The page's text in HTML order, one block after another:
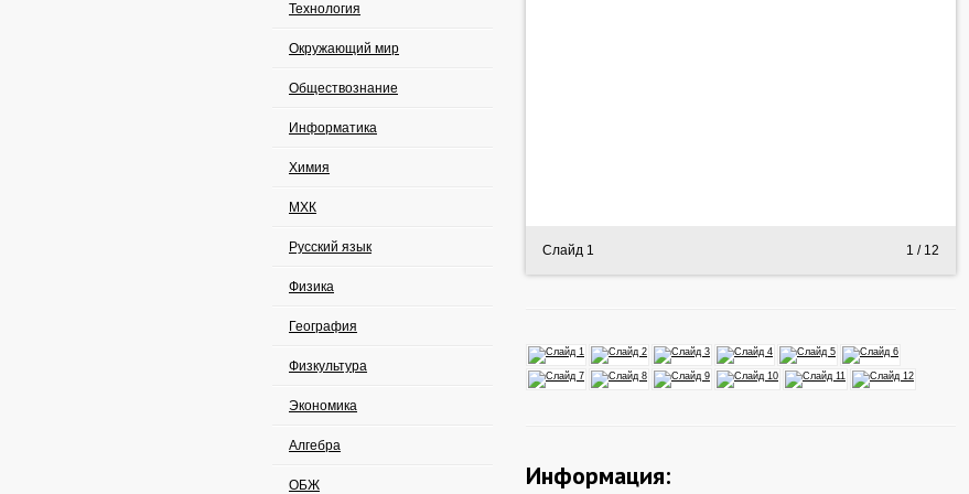
Технология
Окружающий мир
Обществознание
Информатика
Химия
МХК
Русский язык
Физика
География
Физкультура
Экономика
Алгебра
ОБЖ
Слайд 1 1 / 12
Информация: